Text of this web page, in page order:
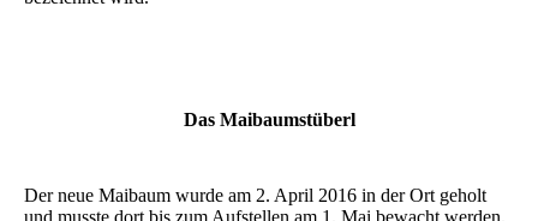
Das Maibaumstüberl
Der neue Maibaum wurde am 2. April 2016 in der Ort geholt